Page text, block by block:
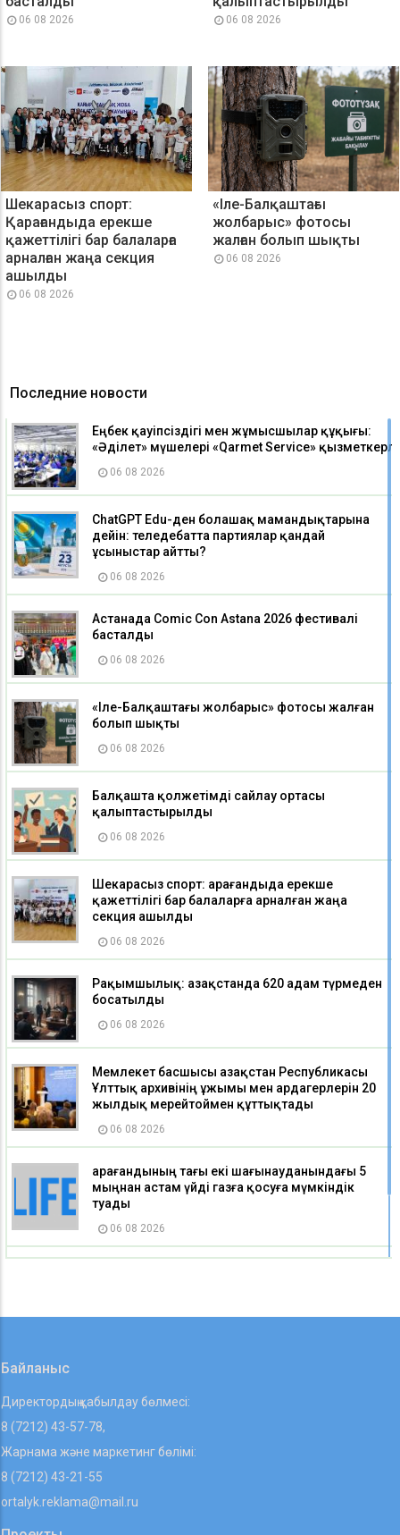
06 08 2026 06 08 2026
Шекарасыз спорт:
Қарағандыда ерекше
қажеттілігі бар балаларға
арналған жаңа секция
ашылды
06 08 2026
«Іле-Балқаштағы
жолбарыс» фотосы
жалған болып шықты
06 08 2026
Последние новости
Еңбек қауіпсіздігі мен жұмысшылар құқығы:
«Әділет» мүшелері «Qarmet Service»
06 08 2026
ChatGPT Edu-ден болашақ мамандықтарына
дейін: теледебатта партиялар қандай
ұсыныстар айтты?
06 08 2026
Астанада Comic Con Astana 2026 фестивалі
басталды
06 08 2026
«Іле-Балқаштағы жолбарыс» фотосы жалған
болып шықты
06 08 2026
Балқашта қолжетімді сайлау ортасы
қалыптастырылды
06 08 2026
Шекарасыз спорт: Қарағандыда ерекше
қажеттілігі бар балаларға арналған жаңа
секция ашылды
06 08 2026
Рақымшылық: Қазақстанда 620 адам түрмеден
босатылды
06 08 2026
Мемлекет басшысы Қазақстан Республикасы
Ұлттық архивінің ұжымы мен ардагерлерін 20
жылдық мерейтоймен құттықтады
06 08 2026
Қарағандының тағы екі шағынауданындағы 5
мыңнан астам үйді газға қосуға мүмкіндік
туады
06 08 2026
Байланыс
Директордың қабылдау бөлмесі:
8 (7212) 43-57-78,
Жарнама және маркетинг бөлімі:
8 (7212) 43-21-55
ortalyk.reklama@mail.ru